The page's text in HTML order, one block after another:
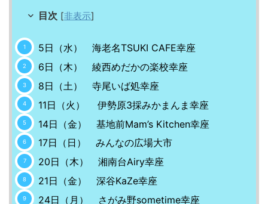
目次 [非表示]
5日（水） 海老名TSUKI CAFE幸座
6日（木） 綾西めだかの楽校幸座
8日（土） 寺尾いば処幸座
11日（火） 伊勢原3採みかまんま幸座
14日（金） 基地前Mam’s Kitchen幸座
17日（日） みんなの広場大市
20日（木） 湘南台Airy幸座
21日（金） 深谷KaZe幸座
24日（月） さがみ野sometime幸座